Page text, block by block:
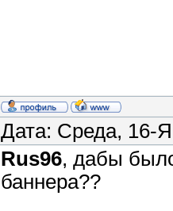
Дата: Среда, 16-
Rus96, дабы
баннера??